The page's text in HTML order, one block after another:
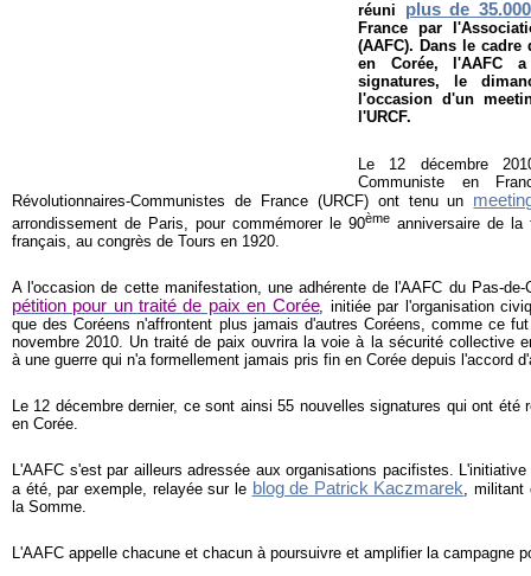
réuni plus de
France par
(AAFC). Dans le
en Corée, l'AAFC
signatures, le
l'occasion d'un
l'URCF.
Le 12 décembre
Communiste en
Révolutionnaires-Communistes de France (URCF) ont tenu un
arrondissement de Paris, pour commémorer le 90ème anniversaire de la
français, au congrès de Tours en 1920.
A l'occasion de cette manifestation, une adhérente de l'AAFC du Pas-
pétition pour un traité de paix en Corée, initiée par l'organisation
que des Coréens n'affrontent plus jamais d'autres Coréens, comme ce
novembre 2010. Un traité de paix ouvrira la voie à la sécurité collective
à une guerre qui n'a formellement jamais pris fin en Corée depuis l'accord
Le 12 décembre dernier, ce sont ainsi 55 nouvelles signatures qui ont été
en Corée.
L'AAFC s'est par ailleurs adressée aux organisations pacifistes.
a été, par exemple, relayée sur le blog de Patrick Kaczmarek ,
la Somme.
L'AAFC appelle chacune et chacun à poursuivre et amplifier la campagne